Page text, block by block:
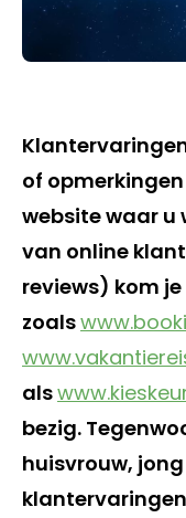
of
website waar u
van online
reviews) kom
zoals
als
bezig.
huisvrouw,